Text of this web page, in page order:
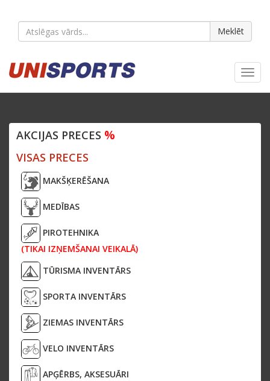
Meklēt
AKCIJAS PRECES %
VISAS PRECES
MAKŠĶERĒŠANA
MEDĪBAS
PIROTEHNIKA
(TIKAI IZŅEMŠANAI VEIKALĀ)
TŪRISMA INVENTĀRS
SPORTA INVENTĀRS
ZIEMAS INVENTĀRS
VELO INVENTĀRS
APĢĒRBS, AKSESUĀRI